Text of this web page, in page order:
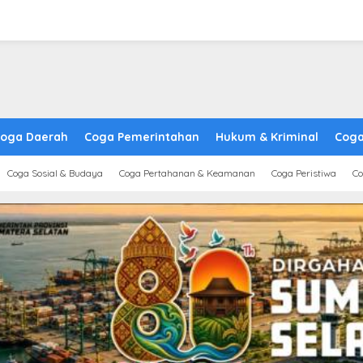
Daerah Coga Pemerintahan Hukum & Kriminal
Coga Sosial & Budaya Coga Pertahanan & Keamanan Coga Peristiwa